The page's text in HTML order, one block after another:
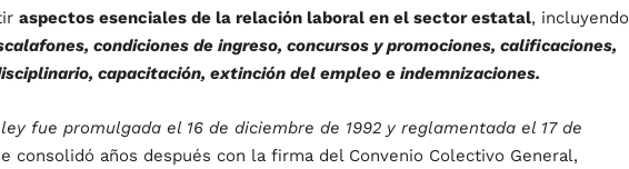
aspectos esenciales de la relación laboral en el sector estatal, incluyendo
condiciones de ingreso, concursos y promociones, calificaciones,
capacitación, extinción del empleo e indemnizaciones.
fue promulgada el 16 de diciembre de 1992 y reglamentada el 17 de
consolidó años después con la firma del Convenio Colectivo General,